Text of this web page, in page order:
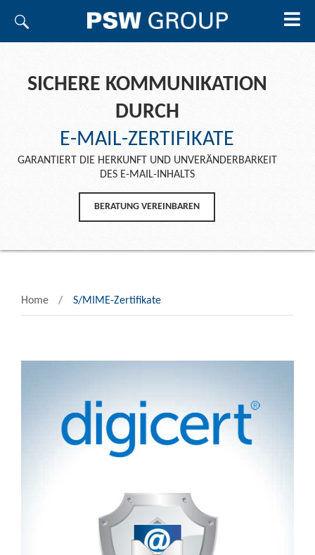
SICHERE KOMMUNIKATION
DURCH
E-MAIL-ZERTIFIKATE
GARANTIERT DIE HERKUNFT UND UNVERÄNDERBARKEIT
DES E-MAIL-INHALTS
BERATUNG VEREINBAREN
Home S/MIME-Zertifikate